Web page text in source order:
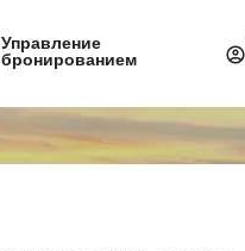
Управление
бронированием